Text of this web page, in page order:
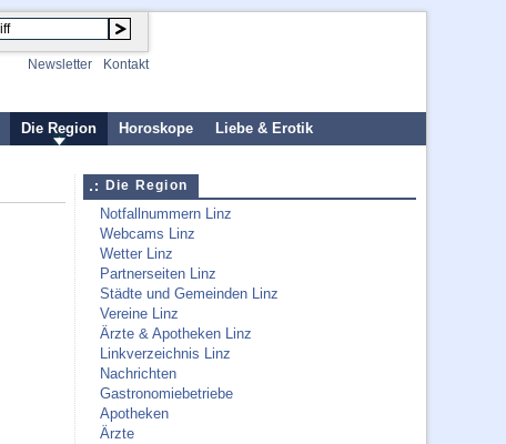
Newsletter Kontakt
Die Region Horoskope Liebe & Erotik
Die Region
Notfallnummern Linz
Webcams Linz
Wetter Linz
Partnerseiten Linz
Städte und Gemeinden Linz
Vereine Linz
Ärzte & Apotheken Linz
Linkverzeichnis Linz
Nachrichten
Gastronomiebetriebe
Apotheken
Ärzte